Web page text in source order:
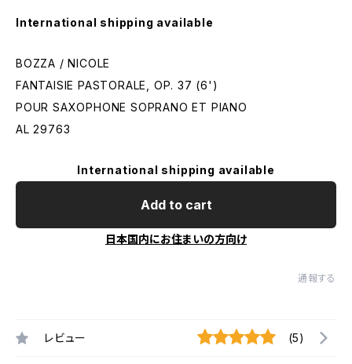
International shipping available
BOZZA / NICOLE
FANTAISIE PASTORALE, OP. 37 (6')
POUR SAXOPHONE SOPRANO ET PIANO
AL 29763
International shipping available
Add to cart
日本国内にお住まいの方向け
通報する
レビュー (5)